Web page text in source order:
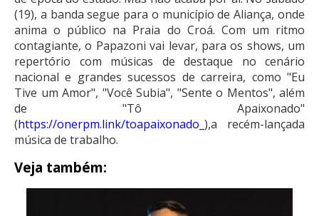
(19), a banda segue para o município de Aliança, onde
anima o público na Praia do Croá. Com um ritmo
contagiante, o Papazoni vai levar, para os shows, um
repertório com músicas de destaque no cenário
nacional e grandes sucessos de carreira, como "Eu
Tive um Amor", "Você Subia", "Sente o Mentos", além
de "Tô Apaixonado"
(https://onerpm.link/toapaixonado_ ),a recém-lançada
música de trabalho.
Veja também: